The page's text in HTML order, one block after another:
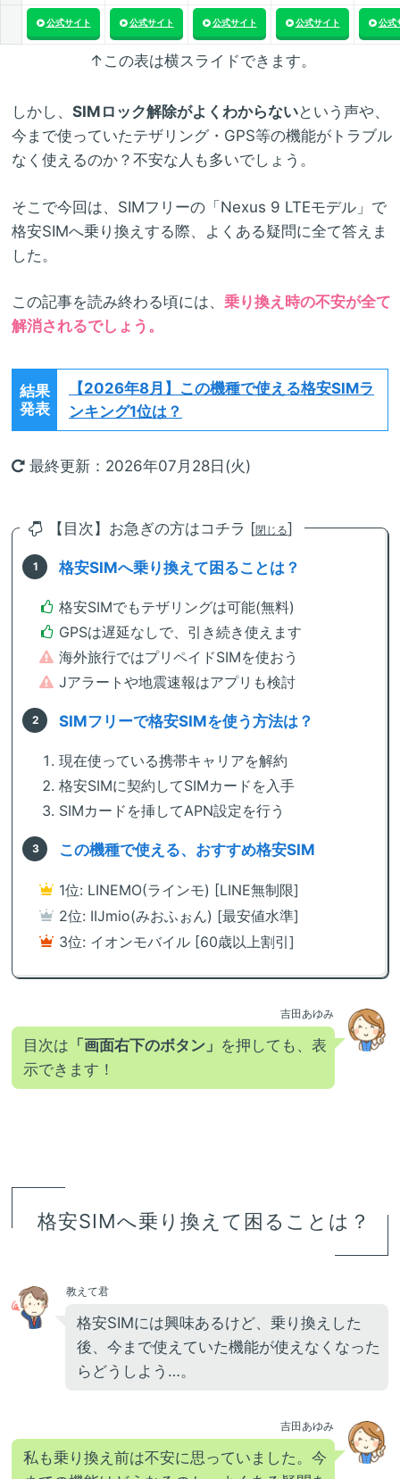
公式サイト 公式サイト 公式サイト 公式サイト 公式
↑この表は横スライドできます。
しかし、 SIMロック解除がよくわからないという声や、
今まで使っていたテザリング・GPS等の機能がトラブル
なく使えるのか？不安な人も多いでしょう。
そこで今回は、SIMフリーの「Nexus 9 LTEモデル」で
格安SIMへ乗り換えする際、よくある疑問に全て答えま
した。
この記事を読み終わる頃には、 乗り換え時の不安が全て
解消されるでしょう。
結果
発表
【2026年8月】 この機種で使える格安SIMラ
ンキング1位は？
最終更新：2026年07月28日(火)
【目次】お急ぎの方はコチラ [閉じる]
格安SIMへ乗り換えて困ることは？
格安SIMでもテザリングは可能(無料)
GPSは遅延なしで、引き続き使えます
海外旅行ではプリペイドSIMを使おう
Jアラートや地震速報はアプリも検討
SIMフリーで格安SIMを使う方法は？
現在使っている携帯キャリアを解約
格安SIMに契約してSIMカードを入手
SIMカードを挿してAPN設定を行う
この機種で使える、おすすめ格安SIM
1位: LINEMO(ラインモ) [LINE無制限]
2位: IIJmio(みおふぉん) [最安値水準]
3位: イオンモバイル [60歳以上割引]
吉田あゆみ
目次は 「画面右下のボタン」 を押しても、表
示できます！
格安SIMへ乗り換えて困ることは？
教えて君
格安SIMには興味あるけど、乗り換えした
後、今まで使えていた機能が使えなくなった
らどうしよう…。
吉田あゆみ
私も乗り換え前は不安に思っていました。今